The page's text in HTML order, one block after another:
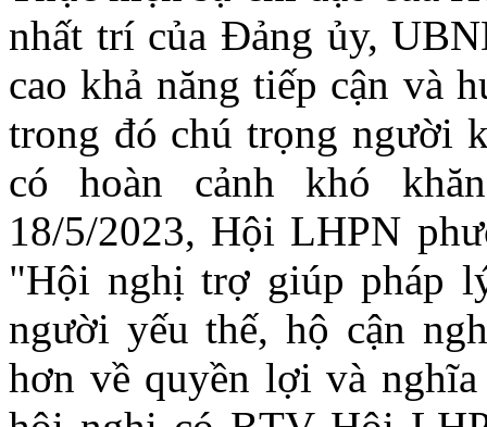
nhất trí của Đảng ủy,
cao khả năng tiếp cận và
trong đó chú trọng người
có hoàn cảnh khó
18/5/2023, Hội LHPN
"Hội nghị trợ giúp pháp
người yếu thế, hộ cận
hơn về quyền lợi và